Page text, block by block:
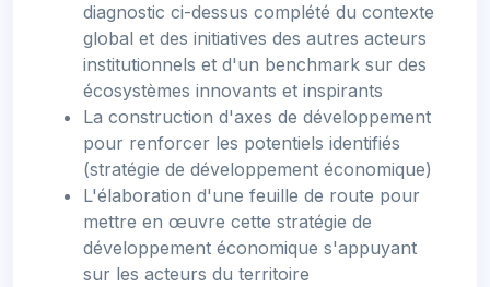
diagnostic ci-dessus complété du contexte
global et des initiatives des autres acteurs
institutionnels et d'un benchmark sur des
écosystèmes innovants et inspirants
La construction d'axes de développement
pour renforcer les potentiels identifiés
(stratégie de développement économique)
L'élaboration d'une feuille de route pour
mettre en œuvre cette stratégie de
développement économique s'appuyant
sur les acteurs du territoire